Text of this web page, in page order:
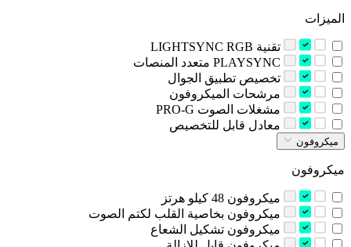
الميزات
تقنية LIGHTSYNC RGB
‫تخصيص تطبيق الجوال‬
‫مرشحات الميكروفون‬
‫معادل قابل للتخصيص‬
ميكروفون
ميكروفون
‫ميكروفون بخاصية القلب لكتم الصوت‬
‫ميكروفون تشكيل الشعاع‬